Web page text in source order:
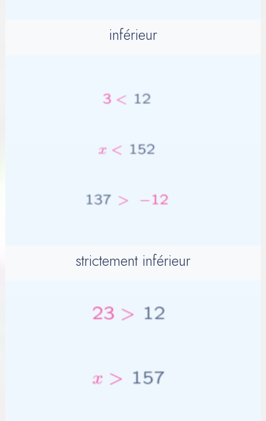
inférieur
strictement inférieur